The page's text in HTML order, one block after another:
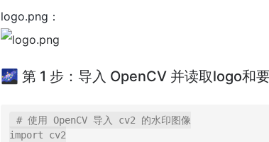
logo.png：
🌌 第 1 步：导入 OpenCV 并读取logo和
# 使用 OpenCV 导入 cv2 的水印图像
import cv2